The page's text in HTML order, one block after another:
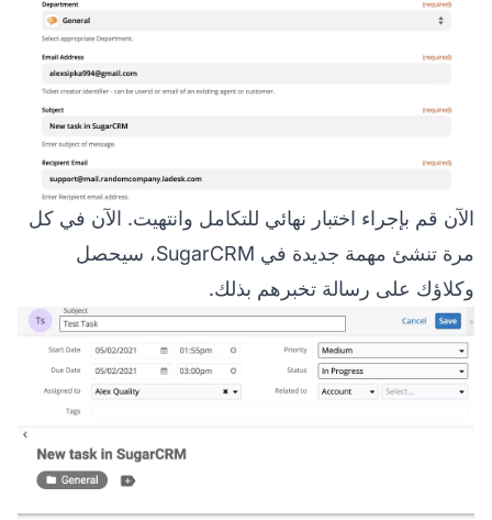
الآن قم بإجراء اختبار نهائي للتكامل وانتهيت. الآن في كل
مرة تنشئ مهمة جديدة في SugarCRM، سيحصل
وكلاؤك على رسالة تخبرهم بذلك.